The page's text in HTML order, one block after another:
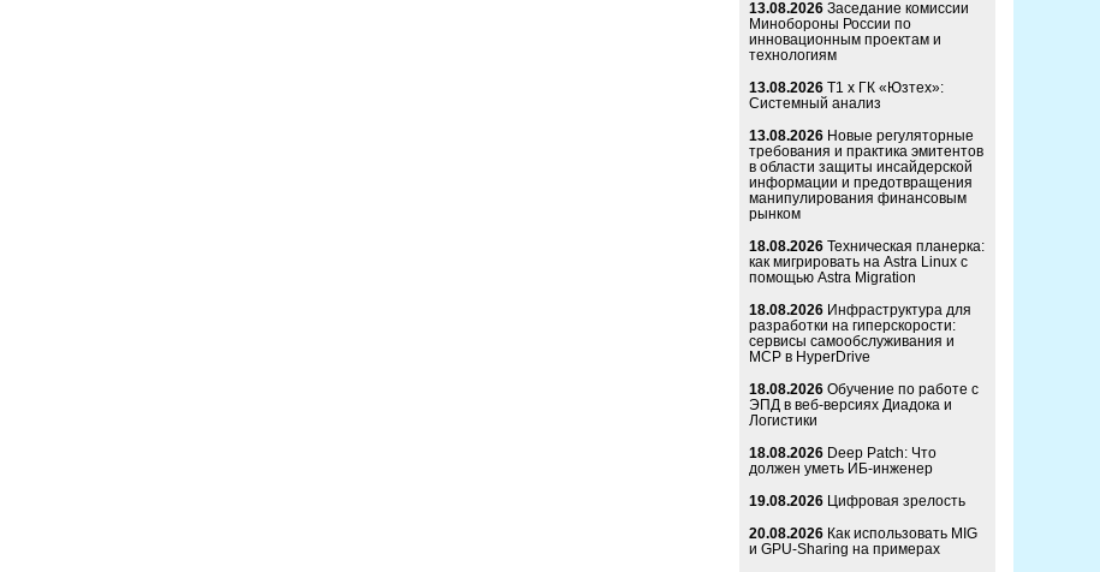
13.08.2026 Заседание комиссии
Минобороны России по
инновационным проектам и
технологиям
13.08.2026 Т1 x ГК «Юзтех»:
Системный анализ
13.08.2026 Новые регуляторные
требования и практика эмитентов
в области защиты инсайдерской
информации и предотвращения
манипулирования финансовым
рынком
18.08.2026 Техническая планерка:
как мигрировать на Astra Linux с
помощью Astra Migration
18.08.2026 Инфраструктура для
разработки на гиперскорости:
сервисы самообслуживания и
MCP в HyperDrive
18.08.2026 Обучение по работе с
ЭПД в веб-версиях Диадока и
Логистики
18.08.2026 Deep Patch: Что
должен уметь ИБ-инженер
19.08.2026 Цифровая зрелость
20.08.2026 Как использовать MIG
и GPU-Sharing на примерах